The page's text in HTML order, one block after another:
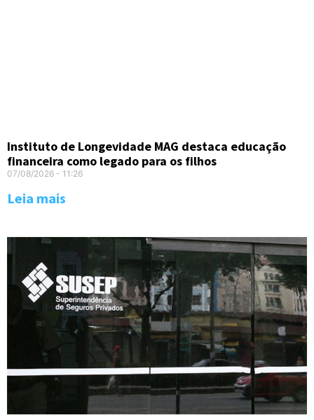
Instituto de Longevidade MAG destaca educação
financeira como legado para os filhos
07/08/2026 11:26
Leia mais